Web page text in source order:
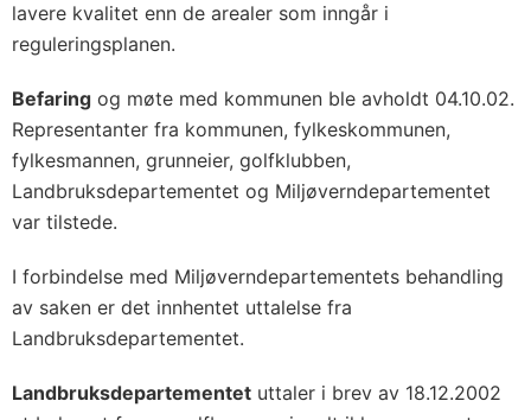
lavere kvalitet enn de arealer som inngår i
reguleringsplanen.
Befaring og møte med kommunen ble avholdt 04.10.02.
Representanter fra kommunen, fylkeskommunen,
fylkesmannen, grunneier, golfklubben,
Landbruksdepartementet og Miljøverndepartementet
var tilstede.
I forbindelse med Miljøverndepartementets behandling
av saken er det innhentet uttalelse fra
Landbruksdepartementet.
Landbruksdepartementet uttaler i brev av 18.12.2002